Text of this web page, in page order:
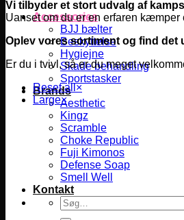
Accessories
BJJ bælter
Beskyttelse
Hygiejne
Skade behandling
Sportstasker
Brands
Aesthetic
Kingz
Scramble
Choke Republic
Fuji Kimonos
Defense Soap
Smell Well
Kontakt
Søg
efter:
Vi tilbyder et stort udvalg af
Uanset om du er en erfaren
Oplev vores sortiment og find det
Er du i tvivl, så er du meget
Reset all×
Large×